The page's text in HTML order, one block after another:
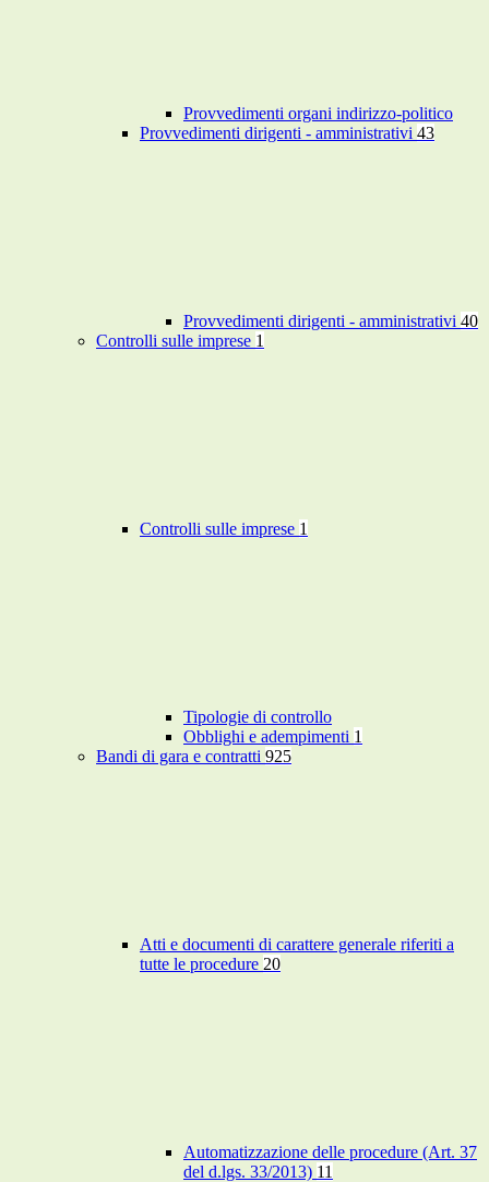
Provvedimenti organi indirizzo-politico
Provvedimenti dirigenti - amministrativi 43
Provvedimenti dirigenti - amministrativi 40
Controlli sulle imprese 1
Controlli sulle imprese 1
Tipologie di controllo
Obblighi e adempimenti 1
Bandi di gara e contratti 925
Atti e documenti di carattere generale riferiti a
tutte le procedure 20
Automatizzazione delle procedure (Art. 37
del d.lgs. 33/2013) 11